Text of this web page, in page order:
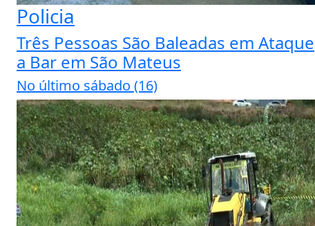
Policia
Três Pessoas São Baleadas em Ataque
a Bar em São Mateus
No último sábado (16)